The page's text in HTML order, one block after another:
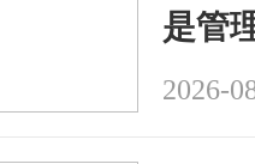
是管
2026-